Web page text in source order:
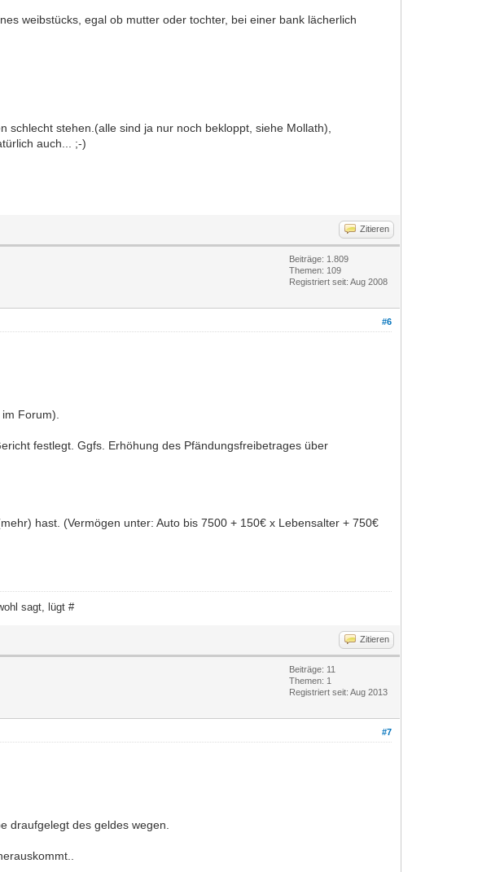
weibstücks, egal ob mutter oder tochter, bei einer bank lächerlich
stehen.(alle sind ja nur noch bekloppt, siehe Mollath),
auch... ;-)
Zitieren
Beiträge: 1.809
Themen: 109
Registriert seit: Aug 2008
#6
Forum).
festlegt. Ggfs. Erhöhung des Pfändungsfreibetrages über
hast. (Vermögen unter: Auto bis 7500 + 150€ x Lebensalter + 750€
sagt, lügt #
Zitieren
Beiträge: 11
Themen: 1
Registriert seit: Aug 2013
#7
draufgelegt des geldes wegen.